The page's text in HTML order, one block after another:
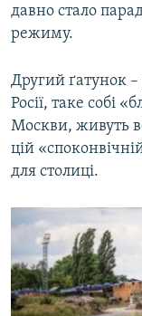
давно стало
режиму.
Другий ґатунок –
Росії, таке собі
Москви, живуть
цій
для столиці.